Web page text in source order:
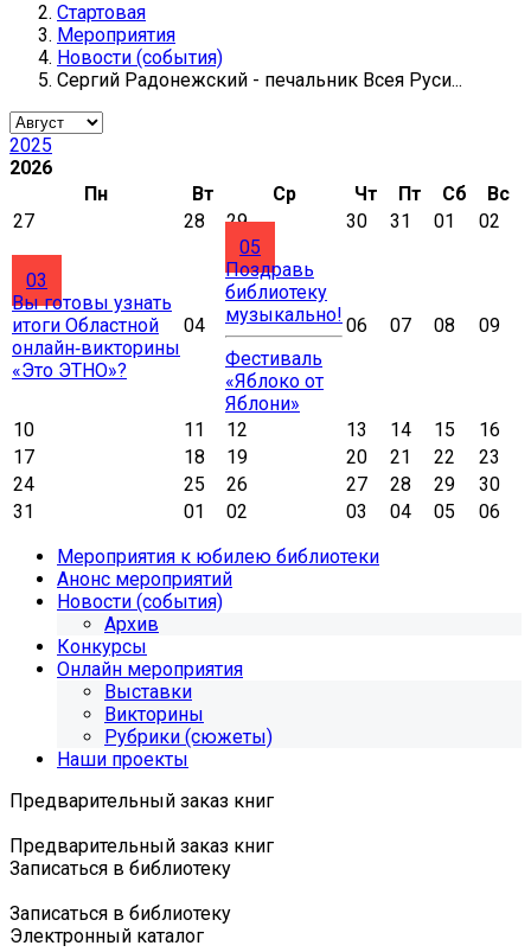
Стартовая
Мероприятия
Новости (события)
Сергий Радонежский - печальник Всея Руси...
2025
2026
Пн
Вт Ср Чт Пт Сб
Вс
27
28 29 30 31 01 02
03
Вы готовы узнать
итоги Областной
онлайн‑викторины
«Это ЭТНО»?
04
05
Поздравь
библиотеку
музыкально!
Фестиваль
«Яблоко от
Яблони»
06 07 08 09
10 11 12 13 14 15
16
17
18 19 20 21 22
23
24
25 26 27 28 29
30
31
01 02 03 04 05
06
Мероприятия к юбилею библиотеки
Анонс мероприятий
Новости (события)
Архив
Конкурсы
Онлайн мероприятия
Выставки
Викторины
Рубрики (сюжеты)
Наши проекты
Предварительный заказ книг
Предварительный заказ книг
Записаться в библиотеку
Записаться в библиотеку
Электронный каталог